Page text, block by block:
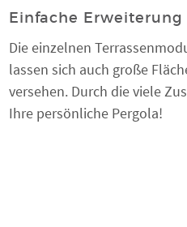
Einfache Erweiterung
Die einzelnen
lassen sich auch große
versehen. Durch die viele
Ihre persönliche Pergola!